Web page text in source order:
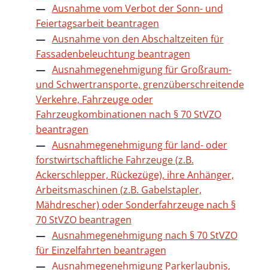
Ausnahme vom Verbot der Sonn- und
Feiertagsarbeit beantragen
Ausnahme von den Abschaltzeiten für
Fassadenbeleuchtung beantragen
Ausnahmegenehmigung für Großraum-
und Schwertransporte, grenzüberschreitende
Verkehre, Fahrzeuge oder
Fahrzeugkombinationen nach § 70 StVZO
beantragen
Ausnahmegenehmigung für land- oder
forstwirtschaftliche Fahrzeuge (z.B.
Ackerschlepper, Rückezüge), ihre Anhänger,
Arbeitsmaschinen (z.B. Gabelstapler,
Mähdrescher) oder Sonderfahrzeuge nach §
70 StVZO beantragen
Ausnahmegenehmigung nach § 70 StVZO
für Einzelfahrten beantragen
Ausnahmegenehmigung Parkerlaubnis,